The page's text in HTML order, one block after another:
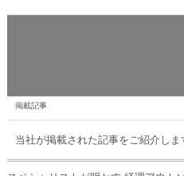
掲載記事
当社が掲載された記事をご紹介しま